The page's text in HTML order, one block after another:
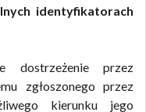
identyfikatorach
dostrzeżenie przez
zgłoszonego przez
kierunku jego